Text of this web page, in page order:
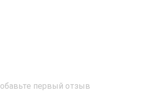
первый отзыв